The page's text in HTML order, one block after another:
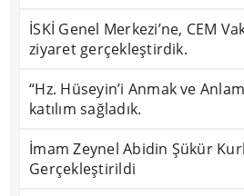
İSKİ Genel Merkezi’ne, CEM
ziyaret gerçekleştirdik.
“Hz. Hüseyin’i Anmak ve
katılım sağladık.
İmam Zeynel Abidin Şükür
Gerçekleştirildi